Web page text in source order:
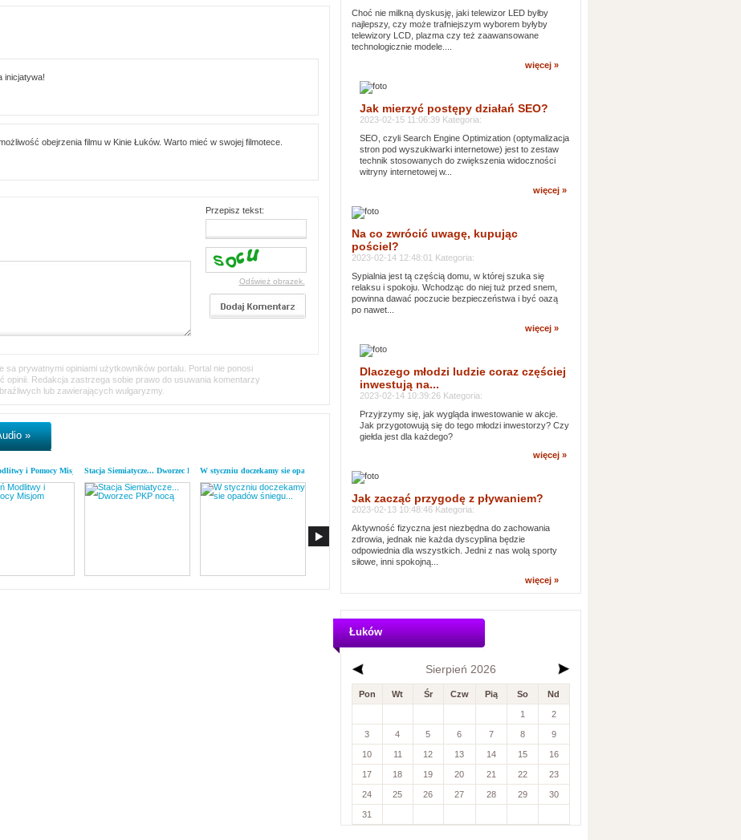
inicjatywa!
możliwość obejrzenia filmu w Kinie Łuków. Warto mieć w swojej filmotece.
Przepisz tekst:
Odśwież obrazek.
sa prywatnymi opiniami użytkowników portalu. Portal nie ponosi
opinii. Redakcja zastrzega sobie prawo do usuwania komentarzy
lub zawierających wulgaryzmy.
»
i Pomocy MisjomStacja Siemiatycze... Dworzec PKP nocąW styczniu doczekamy sie opadów śniegu...List z kodymskiej parafii...
Choć nie milkną dyskusję, jaki telewizor LED byłby
najlepszy, czy może trafniejszym wyborem byłyby
telewizory LCD, plazma czy też zaawansowane
technologicznie modele....
więcej »
Jak mierzyć postępy działań SEO?
2023-02-15 11:06:39 Kategoria:
SEO, czyli Search Engine Optimization (optymalizacja
stron pod wyszukiwarki internetowe) jest to zestaw
technik stosowanych do zwiększenia widoczności
witryny internetowej w...
więcej »
Na co zwrócić uwagę, kupując
pościel?
2023-02-14 12:48:01 Kategoria:
Sypialnia jest tą częścią domu, w której szuka się
relaksu i spokoju. Wchodząc do niej tuż przed snem,
powinna dawać poczucie bezpieczeństwa i być oazą
po nawet...
więcej »
Dlaczego młodzi ludzie coraz częściej
inwestują na...
2023-02-14 10:39:26 Kategoria:
Przyjrzymy się, jak wygląda inwestowanie w akcje.
Jak przygotowują się do tego młodzi inwestorzy? Czy
giełda jest dla każdego?
więcej »
Jak zacząć przygodę z pływaniem?
2023-02-13 10:48:46 Kategoria:
Aktywność fizyczna jest niezbędna do zachowania
zdrowia, jednak nie każda dyscyplina będzie
odpowiednia dla wszystkich. Jedni z nas wolą sporty
siłowe, inni spokojną...
więcej »
Łuków
Sierpień 2026
Pon Wt Śr Czw Pią So Nd
1 2
3 4 5 6 7 8 9
10 11 12 13 14 15 16
17 18 19 20 21 22 23
24 25 26 27 28 29 30
31